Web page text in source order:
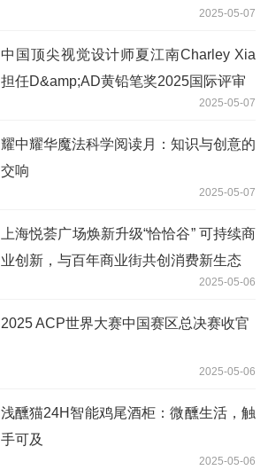
2025-05-07
中国顶尖视觉设计师夏江南Charley Xia
担任D&amp;AD黄铅笔奖2025国际评审
2025-05-07
耀中耀华魔法科学阅读月：知识与创意的
交响
2025-05-07
上海悦荟广场焕新升级“恰恰谷” 可持续商
业创新，与百年商业街共创消费新生态
2025-05-06
2025 ACP世界大赛中国赛区总决赛收官
2025-05-06
浅醺猫24H智能鸡尾酒柜‌：微醺生活，触
手可及
2025-05-06